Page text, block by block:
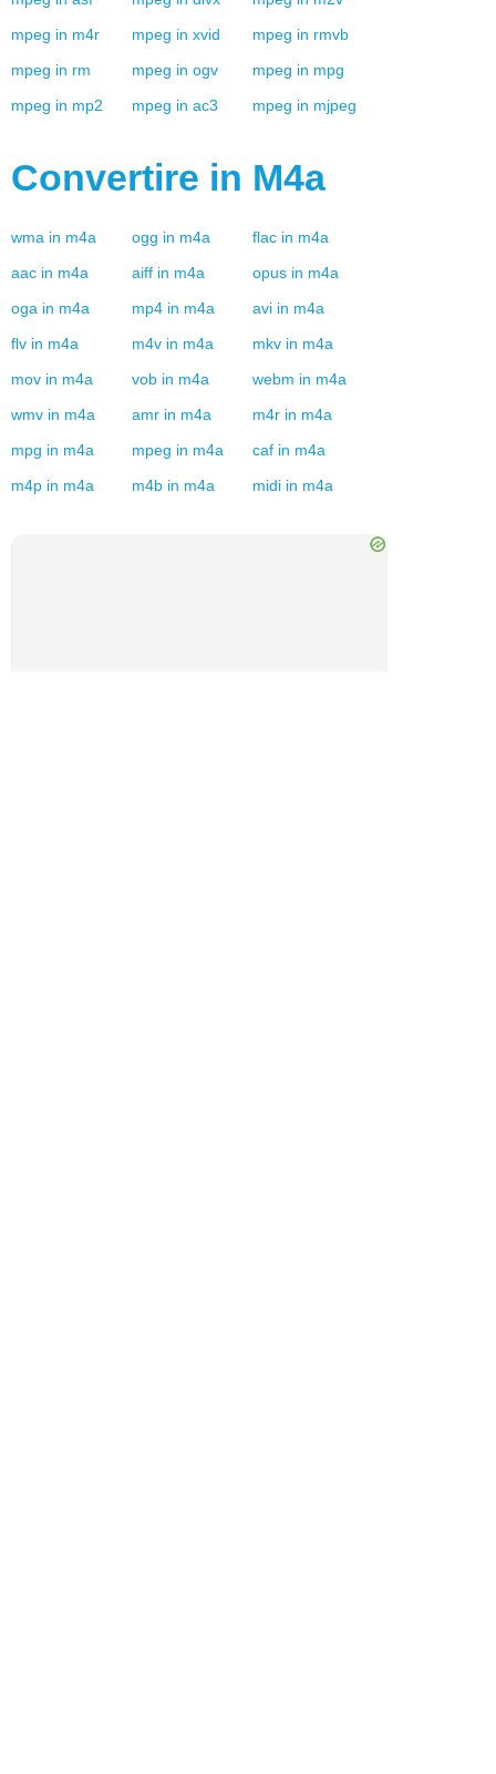
mpeg in m4r mpeg in xvid mpeg in rmvb
mpeg in rm mpeg in ogv mpeg in mpg
mpeg in mp2 mpeg in ac3 mpeg in mjpeg
Convertire in M4a
wma in m4a ogg in m4a flac in m4a
aac in m4a aiff in m4a opus in m4a
oga in m4a mp4 in m4a avi in m4a
flv in m4a m4v in m4a mkv in m4a
mov in m4a vob in m4a webm in m4a
wmv in m4a amr in m4a m4r in m4a
mpg in m4a mpeg in m4a caf in m4a
m4p in m4a m4b in m4a midi in m4a